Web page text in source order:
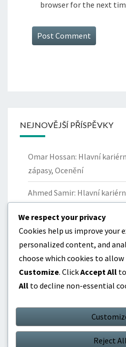
browser for the next
NEJNOVĚJŠÍ PŘÍSPĚVKY
Omar Hossan: Hlavní
zápasy, Ocenění
Ahmed Samir: Hlavní
Yazan Al-Naimat:
Jordánska, Klíčové zápasy,
Omar Hossan: Mezinárodní
Významné zápasy, Dopad
Jordánska, Klíčové výkony,
We respect your privacy
Cookies help us improve your
personalized content, and
choose which cookies to allow
Customize. ClickAccept All
All to decline non-essential
Reject All